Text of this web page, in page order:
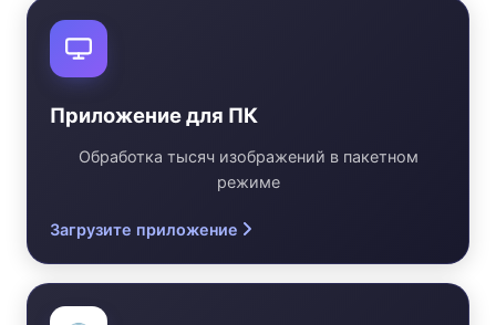
Приложение для ПК
Обработка тысяч изображений в пакетном
режиме
Загрузите приложение